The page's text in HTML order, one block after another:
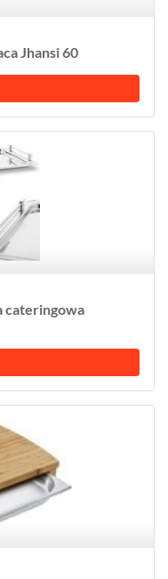
Jhansi 60
cateringowa